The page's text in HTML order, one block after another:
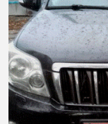
Новини
Кримінал
Здоров'я